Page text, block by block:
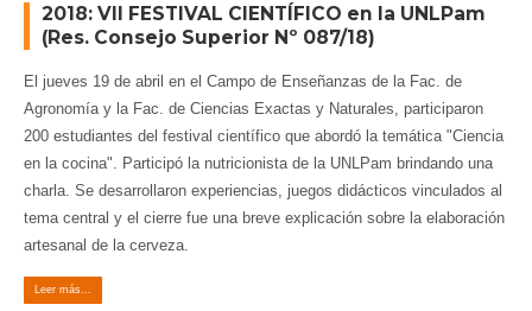
2018: VII FESTIVAL CIENTÍFICO en la UNLPam
(Res. Consejo Superior Nº 087/18)
El jueves 19 de abril en el Campo de Enseñanzas de la Fac. de
Agronomía y la Fac. de Ciencias Exactas y Naturales, participaron
200 estudiantes del festival científico que abordó la temática "Ciencia
en la cocina". Participó la nutricionista de la UNLPam brindando una
charla. Se desarrollaron experiencias, juegos didácticos vinculados al
tema central y el cierre fue una breve explicación sobre la elaboración
artesanal de la cerveza.
Leer más...